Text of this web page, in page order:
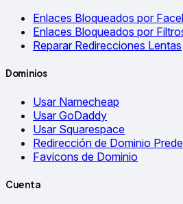
Enlaces Bloqueados por
Enlaces Bloqueados por
Reparar Redirecciones Lentas
Dominios
Usar Namecheap
Usar GoDaddy
Usar Squarespace
Redirección de Dominio
Favicons de Dominio
Cuenta